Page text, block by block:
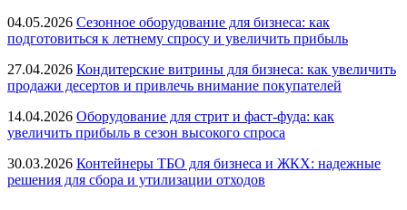
04.05.2026 Сезонное оборудование для бизнеса: как
подготовиться к летнему спросу и увеличить прибыль
27.04.2026 Кондитерские витрины для бизнеса: как увеличить
продажи десертов и привлечь внимание покупателей
14.04.2026 Оборудование для стрит и фаст-фуда: как
увеличить прибыль в сезон высокого спроса
30.03.2026 Контейнеры ТБО для бизнеса и ЖКХ: надежные
решения для сбора и утилизации отходов